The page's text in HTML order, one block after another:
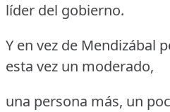
líder del gobierno.
Y en vez de Mendizábal
esta vez un moderado,
una persona más, un